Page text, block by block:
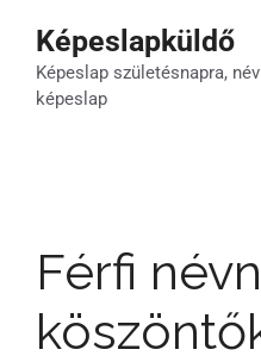
tartalomba
Képeslapküldő
Képeslap születésnapra,
képeslap
Férfi